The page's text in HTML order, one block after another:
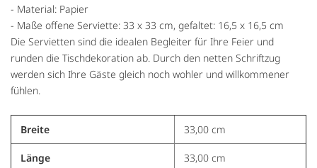
- Material: Papier
- Maße offene Serviette: 33 x 33 cm, gefaltet: 16,5 x 16,5 cm
Die Servietten sind die idealen Begleiter für Ihre Feier und
runden die Tischdekoration ab. Durch den netten Schriftzug
werden sich Ihre Gäste gleich noch wohler und willkommener
fühlen.
Breite 33,00 cm
Länge 33,00 cm